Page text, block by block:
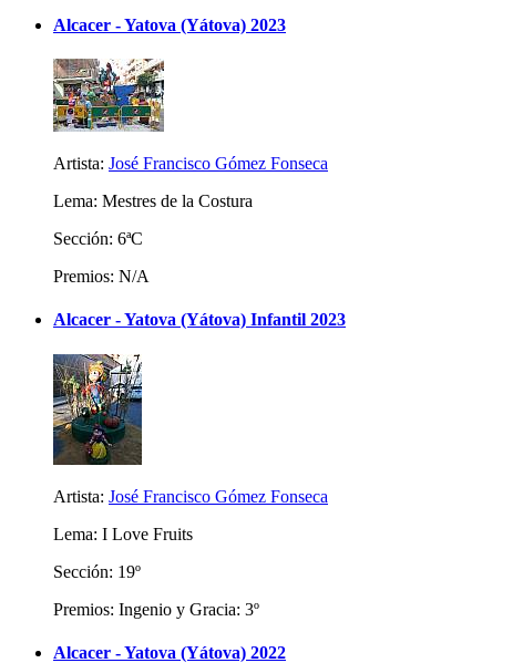
Alcacer - Yatova (Yátova) 2023
Artista: José Francisco Gómez Fonseca
Lema: Mestres de la Costura
Sección: 6ªC
Premios: N/A
Alcacer - Yatova (Yátova) Infantil 2023
Artista: José Francisco Gómez Fonseca
Lema: I Love Fruits
Sección: 19º
Premios: Ingenio y Gracia: 3º
Alcacer - Yatova (Yátova) 2022